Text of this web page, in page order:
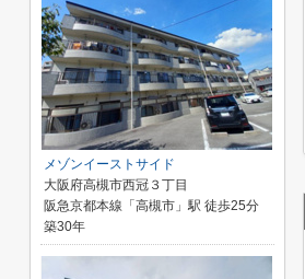
メゾンイーストサイド
大阪府高槻市西冠３丁目
阪急京都本線「高槻市」駅 徒歩25分
築30年